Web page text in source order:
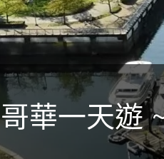
華一天遊